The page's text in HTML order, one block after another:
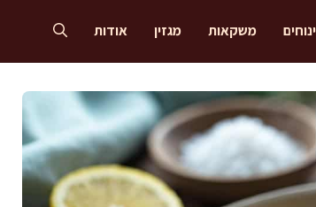
משקאות מגזין אודות